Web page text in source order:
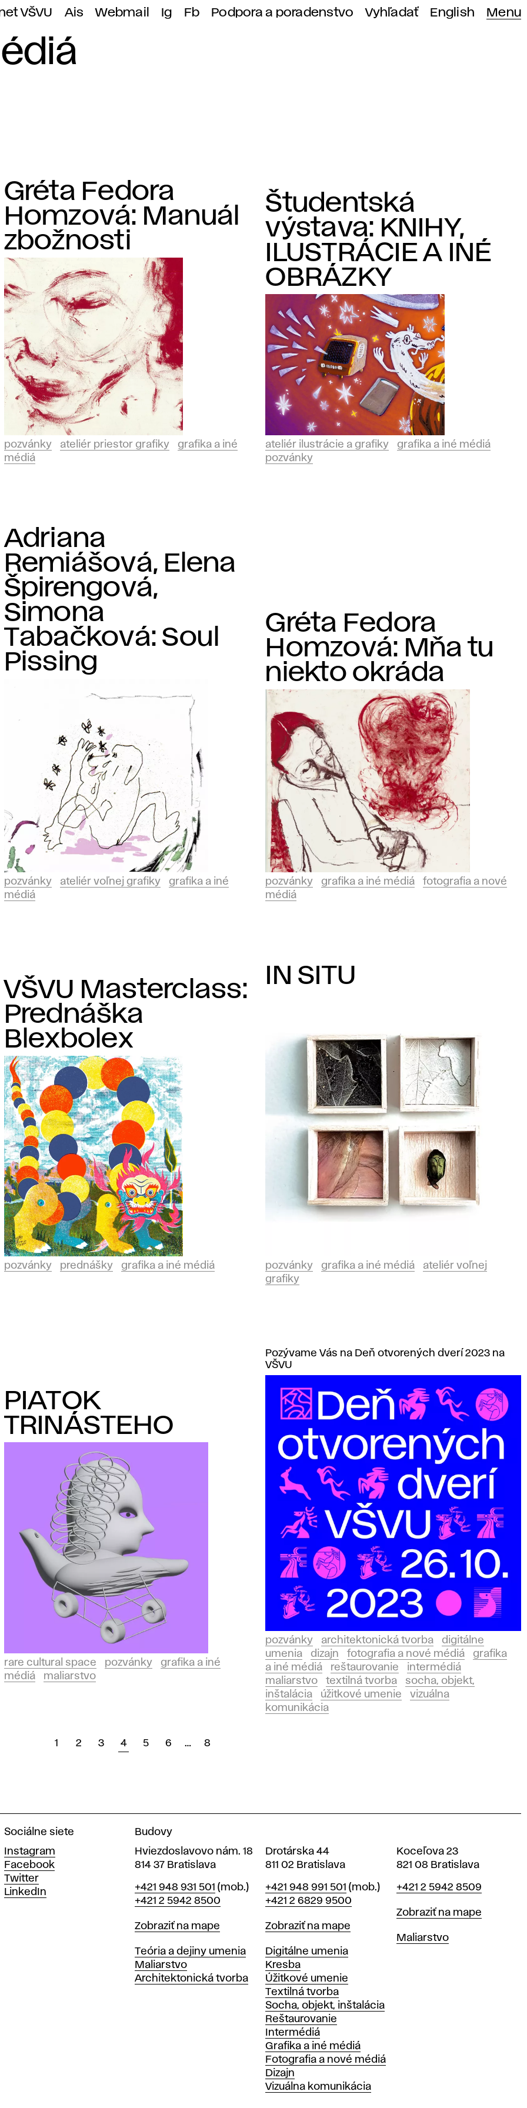
VŠVU Ais Webmail Ig Fb Podpora a poradenstvo Vyhľadať English Menu
Gréta Fedora
Homzová: Manuál
zbožnosti
pozvánky ateliér priestor grafiky
grafika a iné
médiá
Študentská
výstava: KNIHY,
ILUSTRÁCIE A INÉ
OBRÁZKY
ateliér ilustrácie a grafiky
grafika a iné médiá
pozvánky
Adriana
Remiášová, Elena
Špirengová,
Simona
Tabačková: Soul
Pissing
pozvánky ateliér voľnej grafiky
grafika a iné
médiá
Gréta Fedora
Homzová: Mňa tu
niekto okráda
pozvánky grafika a iné médiá
fotografia a nové
médiá
VŠVU Masterclass:
Prednáška
Blexbolex
pozvánky prednášky grafika a iné médiá
IN SITU
pozvánky grafika a iné médiá
ateliér voľnej
grafiky
PIATOK
TRINÁSTEHO
rare cultural space pozvánky
grafika a iné
médiá
maliarstvo
Pozývame Vás na Deň otvorených dverí 2023 na
VŠVU
pozvánky architektonická tvorba
digitálne
umenia
dizajn fotografia a nové médiá
grafika
a iné médiá
reštaurovanie
intermédiá
maliarstvo
textilná tvorba
socha, objekt,
inštalácia
úžitkové umenie
vizuálna
komunikácia
1 2 3 4 5 6 … 8
Sociálne siete
Instagram
Facebook
Twitter
LinkedIn
Budovy
Hviezdoslavovo nám. 18
814 37 Bratislava
Telefón
+421 948 931 501 (mob.)
+421 2 5942 8500
Mapa
Zobraziť na mape
Katedry
Teória a dejiny umenia
Maliarstvo
Architektonická tvorba
Drotárska 44
811 02 Bratislava
Telefón
+421 948 991 501 (mob.)
+421 2 6829 9500
Mapa
Zobraziť na mape
Katedry
Digitálne umenia
Kresba
Úžitkové umenie
Textilná tvorba
Socha, objekt, inštalácia
Reštaurovanie
Intermédiá
Grafika a iné médiá
Fotografia a nové médiá
Dizajn
Vizuálna komunikácia
Koceľova 23
821 08 Bratislava
Telefón
+421 2 5942 8509
Mapa
Zobraziť na mape
Katedry
Maliarstvo